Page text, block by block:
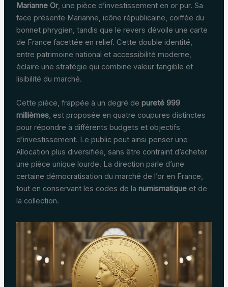
Marianne Or, une pièce d’investissement en or pur. Sa
face présente Marianne, icône républicaine, coiffée du
bonnet phrygien, tandis que le revers dévoile une carte
de France facettée en relief. Cette double identité,
entre patrimoine national et accessibilité moderne,
éclaire une stratégie qui combine valeur tangible et
lisibilité du marché.
Cette pièce, frappée à un degré de pureté 999
millièmes, est proposée en quatre coupures distinctes
pour répondre à différents budgets et objectifs
d’investissement. Le public peut ainsi penser une
Allocation plus diversifiée, sans être contraint d’acheter
une pièce unique lourde. La direction parle d’une
certaine démocratisation du marché de l’or en France,
tout en conservant les codes de la numismatiqueet de
la collection.